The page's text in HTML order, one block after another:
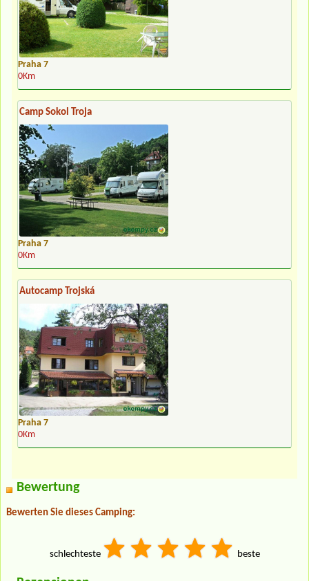
Praha 7
0Km
Camp Sokol Troja
Praha 7
0Km
Autocamp Trojská
Praha 7
0Km
Bewertung
Bewerten Sie dieses Camping:
schlechteste beste